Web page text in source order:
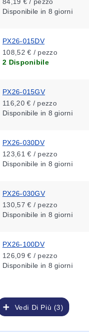
Vedi Di Più (3)
Disponibile in 8 giorni
PX26-015DV
108,52 € / pezzo
2 Disponibile
PX26-015GV
116,20 € / pezzo
Disponibile in 8 giorni
PX26-030DV
123,61 € / pezzo
Disponibile in 8 giorni
PX26-030GV
130,57 € / pezzo
Disponibile in 8 giorni
PX26-100DV
126,09 € / pezzo
Disponibile in 8 giorni